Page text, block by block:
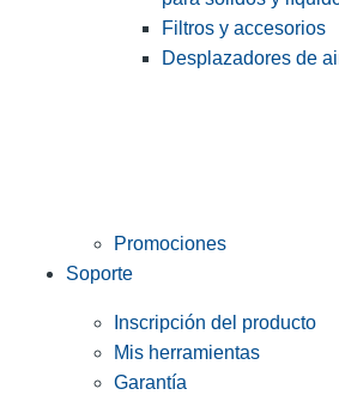
Filtros y accesorios
Desplazadores de
Promociones
Soporte
Inscripción del producto
Mis herramientas
Garantía